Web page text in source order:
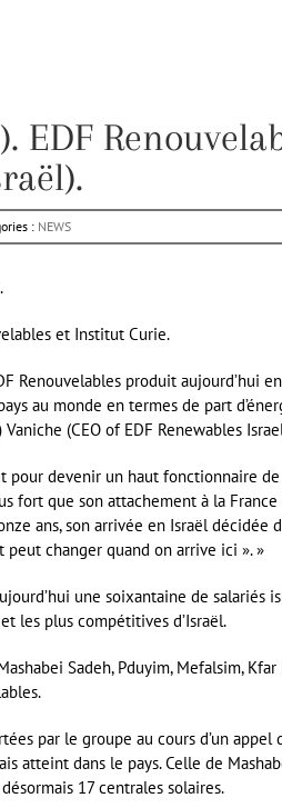
EDF
: NEWS
et Institut Curie.
Renouvelables produit aujourd’hui
au monde en termes de part
(CEO of EDF Renewables
pour devenir un haut fonctionnaire
fort que son attachement à la
ans, son arrivée en Israël décidée
changer quand on arrive ici ». »
une soixantaine de salariés
les plus compétitives d’Israël.
Sadeh, Pduyim, Mefalsim,
par le groupe au cours d’un
atteint dans le pays. Celle de
17 centrales solaires.